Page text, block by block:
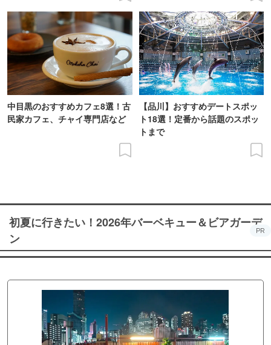
中目黒のおすすめカフェ8選！古
民家カフェ、チャイ専門店など
【品川】おすすめデートスポッ
ト18選！定番から話題のスポッ
トまで
初夏に行きたい！2026年バーベキュー＆ビアガーデ
ン
PR